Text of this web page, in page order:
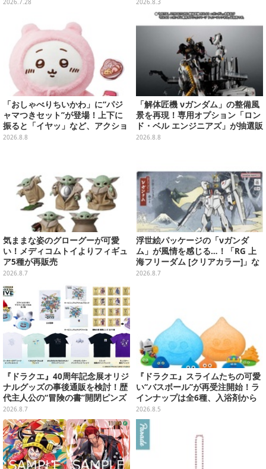
「おしゃべりちいかわ」に“パジ
ャマつきセット”が登場！上下に
振ると「イヤッ」など、アクショ
ンに応じて喋ってくれる
2026.8.8
「解体匠機 νガンダム」の整備風
景を再現！専用オプション「ロン
ド・ベル エンジニアズ」が抽選販
売
2026.8.8
気ままな姿のグローグーが可愛
い！メディコムトイよりフィギュ
ア5種が再販売
2026.8.7
浮世絵パッケージの「νガンダ
ム」が風情を感じる…！「RG 上
海フリーダム [クリアカラー]」な
どガンプラ2商品が8月順次発売
2026.8.7
『ドラクエ』40周年記念展オリジ
ナルグッズの事後通販を検討！歴
代主人公の“冒険の書”開閉ピンズ
をはじめ、ユニークなＴシャツや
雑貨など
2026.8.7
『ドラクエ』スライムたちの可愛
い“バスボール”が再受注開始！ラ
インナップは全6種、入浴剤から
モンスターのフィギュアが出てく
る
2026.8.5